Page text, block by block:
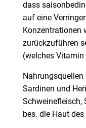
dass
auf eine
Konzentrationen
zurückzuführen
(welches Vitamin
Sardinen und
Schweinefleisch,
bes. die Haut